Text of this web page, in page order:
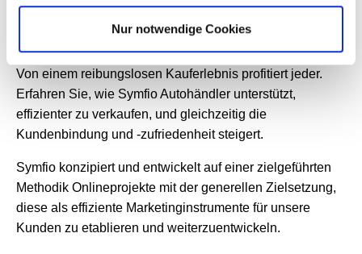
Nur notwendige Cookies
Individuelles Online-Marketing für Autohändler.
Von einem reibungslosen Kauferlebnis profitiert jeder.
Erfahren Sie, wie Symfio Autohändler unterstützt,
effizienter zu verkaufen, und gleichzeitig die
Kundenbindung und -zufriedenheit steigert.
Symfio konzipiert und entwickelt auf einer zielgeführten
Methodik Onlineprojekte mit der generellen Zielsetzung,
diese als effiziente Marketinginstrumente für unsere
Kunden zu etablieren und weiterzuentwickeln.